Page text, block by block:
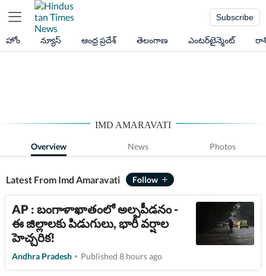
Subscribe
హోం న్యూస్ ఆంధ్ర ప్రదేశ్ తెలంగాణ ఎంటర్‌టైన్మెంట్
IMD AMARAVATI
Overview News Photos
Latest From Imd Amaravati
AP : బంగాళాఖాతంలో అల్పపీడనం -
ఈ జిల్లాలకు పిడుగులు, భారీ వర్షాల
హెచ్చరిక!
Andhra Pradesh Published 8 hours ago